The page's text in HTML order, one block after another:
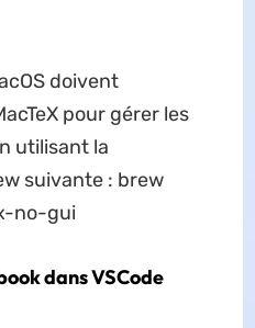
doivent
pour gérer les
utilisant la
suivante : brew
no-gui
dans VSCode